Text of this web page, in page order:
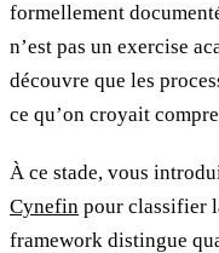
formellement
n’est pas un exercise
découvre que les
ce qu’on croyait
À ce stade, vous
Cynefin pour classifier
framework distingue